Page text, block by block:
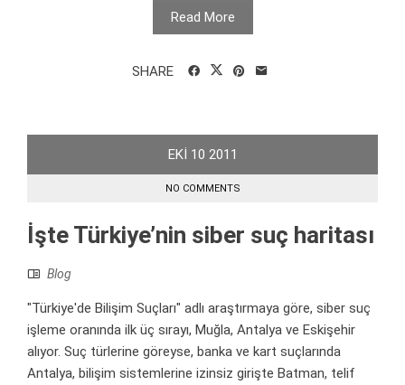
Read More
SHARE
EKI 10 2011
NO COMMENTS
İşte Türkiye’nin siber suç haritası
Blog
"Türkiye'de Bilişim Suçları" adlı araştırmaya göre, siber suç
işleme oranında ilk üç sırayı, Muğla, Antalya ve Eskişehir
alıyor. Suç türlerine göreyse, banka ve kart suçlarında
Antalya, bilişim sistemlerine izinsiz girişte Batman, telif